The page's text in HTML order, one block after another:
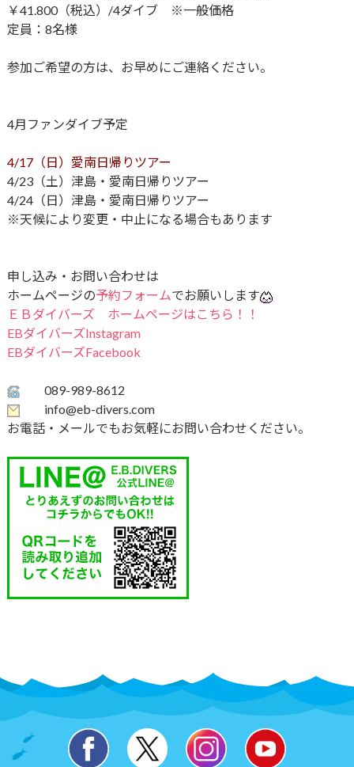
￥41.800（税込）/4ダイブ ※一般価格
定員：8名様
参加ご希望の方は、お早めにご連絡ください。
4月ファンダイブ予定
4/17（日）愛南日帰りツアー
4/23（土）津島・愛南日帰りツアー
4/24（日）津島・愛南日帰りツアー
※天候により変更・中止になる場合もあります
申し込み・お問い合わせは
ホームページの予約フォームでお願いします
ＥＢダイバーズ ホームページはこちら！！
EBダイバーズInstagram
EBダイバーズFacebook
089-989-8612
info@eb-divers.com
お電話・メールでもお気軽にお問い合わせください。